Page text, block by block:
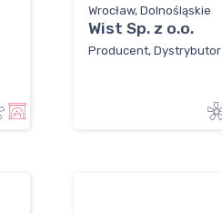
Wrocław, Dolnośląskie
Wist Sp. z o.o.
Producent, Dystrybutor